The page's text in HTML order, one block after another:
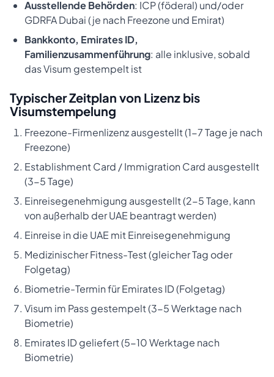
Ausstellende Behörden: ICP (föderal) und/oder
GDRFA Dubai (je nach Freezone und Emirat)
Bankkonto, Emirates ID,
Familienzusammenführung: alle inklusive, sobald
das Visum gestempelt ist
Typischer Zeitplan von Lizenz bis
Visumstempelung
Freezone-Firmenlizenz ausgestellt (1-7 Tage je nach
Freezone)
Establishment Card / Immigration Card ausgestellt
(3-5 Tage)
Einreisegenehmigung ausgestellt (2-5 Tage, kann
von außerhalb der UAE beantragt werden)
Einreise in die UAE mit Einreisegenehmigung
Medizinischer Fitness-Test (gleicher Tag oder
Folgetag)
Biometrie-Termin für Emirates ID (Folgetag)
Visum im Pass gestempelt (3-5 Werktage nach
Biometrie)
Emirates ID geliefert (5-10 Werktage nach
Biometrie)